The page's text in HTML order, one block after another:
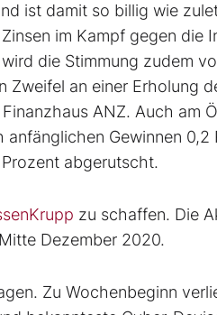
ist damit so billig wie
im Kampf gegen die
die Stimmung zudem
Zweifel an einer Erholung
ANZ. Auch am
anfänglichen Gewinnen 0,2
abgerutscht.
zu schaffen. Die
Dezember 2020.
Zu Wochenbeginn